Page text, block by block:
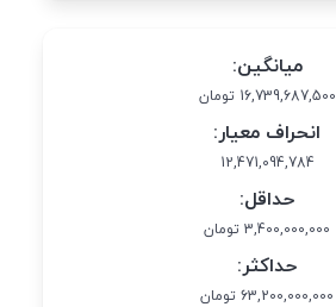
میانگین:
16,739,687,500 تومان
انحراف معیار:
12,471,094,784
حداقل:
3,400,000,000 تومان
حداکثر:
63,200,000,000 تومان